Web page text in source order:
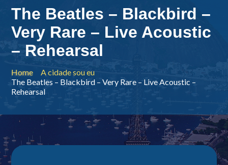
The Beatles – Blackbird –
Very Rare – Live Acoustic
– Rehearsal
Home
A cidade sou eu
The Beatles – Blackbird – Very Rare – Live Acoustic –
Rehearsal